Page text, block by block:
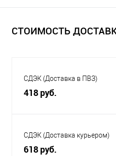
СТОИМОСТЬ
СДЭК (Доставка в ПВЗ)
418 руб.
СДЭК (Доставка курьером)
618 руб.